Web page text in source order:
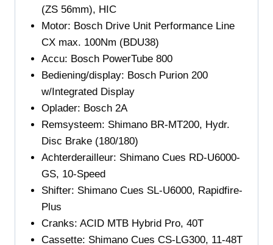
(ZS 56mm), HIC
Motor: Bosch Drive Unit Performance Line
CX max. 100Nm (BDU38)
Accu: Bosch PowerTube 800
Bediening/display: Bosch Purion 200
w/Integrated Display
Oplader: Bosch 2A
Remsysteem: Shimano BR-MT200, Hydr.
Disc Brake (180/180)
Achterderailleur: Shimano Cues RD-U6000-
GS, 10-Speed
Shifter: Shimano Cues SL-U6000, Rapidfire-
Plus
Cranks: ACID MTB Hybrid Pro, 40T
Cassette: Shimano Cues CS-LG300, 11-48T